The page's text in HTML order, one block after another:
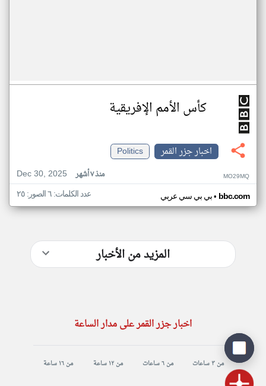
كأس الأمم الإفريقية
اخبار جزر القمر
Politics
Dec 30, 2025
منذ ٧ أشهر MO29MQ
بي بي سي عربي• bbc.com عدد الكلمات: ٦ الصور: ٢٥
المزيد من الأخبار
اخبار جزر القمر على مدار الساعة
من ٣ ساعات من ٦ ساعات من ١٢ ساعة من ١٦ ساعة